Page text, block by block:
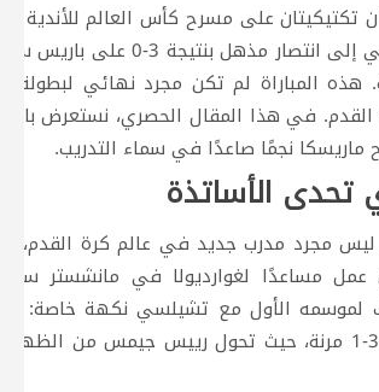
الإيطالي بنكهة إسبانية، فريقه
المباراة لم تكن مجرد نهائي لبطولة
في هذا المقال الحصري، نستعرض
نجمًا صاعدًا في سماء التدريب.
تحدى الأساتذة
البالغ من العمر 45 عامًا، ليس مجرد مدرب جديد في
مساعدًا لغوارديولا في مانشستر
لموسمه الأول مع تشيلسي نكهة خاصة:
العالم للأندية، قدم ماريسكا خطة 4-2-3-1 مرنة، حيث تحول